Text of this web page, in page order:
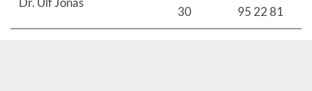
30
95 22 81